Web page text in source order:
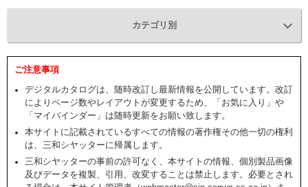
カテゴリ別
ご注意事項
デジタルカタログは、随時改訂し最新情報を公開しています。改訂
によりページ数やレイアウトが変更するため、「お気に入り」や
「マイバインダー」は随時更新をお願い致します。
本サイトに記載されているすべての情報の著作権その他一切の権利
は、三和シヤッターに帰属します。
三和シヤッターの事前の許可なく、本サイトの情報、個別製品画像
及びデータを複製、引用、改変することは禁止します。必要とされ